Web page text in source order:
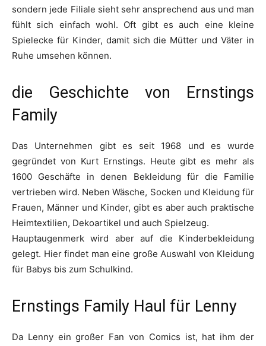
sondern jede Filiale sieht sehr ansprechend aus und man
fühlt sich einfach wohl. Oft gibt es auch eine kleine
Spielecke für Kinder, damit sich die Mütter und Väter in
Ruhe umsehen können.
die Geschichte von Ernstings
Family
Das Unternehmen gibt es seit 1968 und es wurde
gegründet von Kurt Ernstings. Heute gibt es mehr als
1600 Geschäfte in denen Bekleidung für die Familie
vertrieben wird. Neben Wäsche, Socken und Kleidung für
Frauen, Männer und Kinder, gibt es aber auch praktische
Heimtextilien, Dekoartikel und auch Spielzeug.
Hauptaugenmerk wird aber auf die Kinderbekleidung
gelegt. Hier findet man eine große Auswahl von Kleidung
für Babys bis zum Schulkind.
Ernstings Family Haul für Lenny
Da Lenny ein großer Fan von Comics ist, hat ihm der